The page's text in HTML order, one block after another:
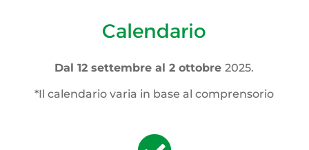
Calendario
Dal 12 settembre al 2 ottobre2025.
*Il calendario varia in base al comprensorio